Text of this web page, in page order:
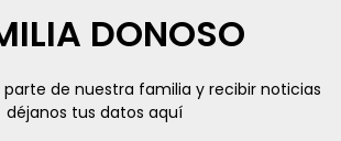
DONOSO
parte de nuestra familia y recibir noticias
déjanos tus datos aquí